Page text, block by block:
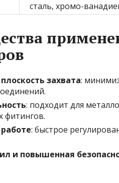
сталь, хромо-
захвата:
: подходит для
фитингов.
: быстрое
и повышенная